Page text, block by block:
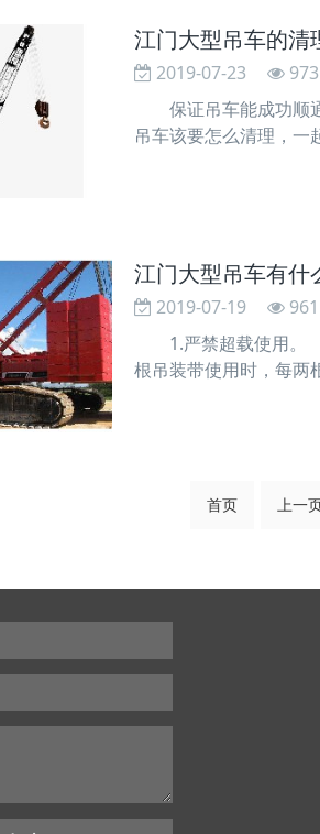
江门大型吊车的清
2019-07-23
973
保证吊车能成功顺通
吊车该要怎么清理，
江门大型吊车有什
2019-07-19
961
1.严禁超载使用。
根吊装带使用时，每两
首页 上一